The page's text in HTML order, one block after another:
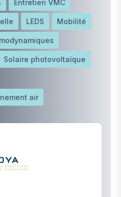
Entretien VMC
LEDS Mobilité
Solaire photovoltaïque
air